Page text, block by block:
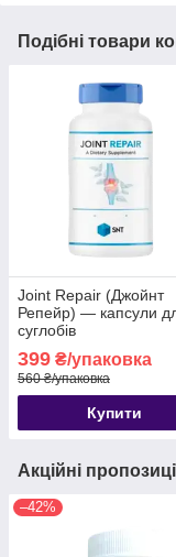
Подібні товари
Joint Repair (Джойнт
Репейр) — капсули
суглобів
399 ₴/упаковка
560 ₴/упаковка
Купити
Акційні
–42%